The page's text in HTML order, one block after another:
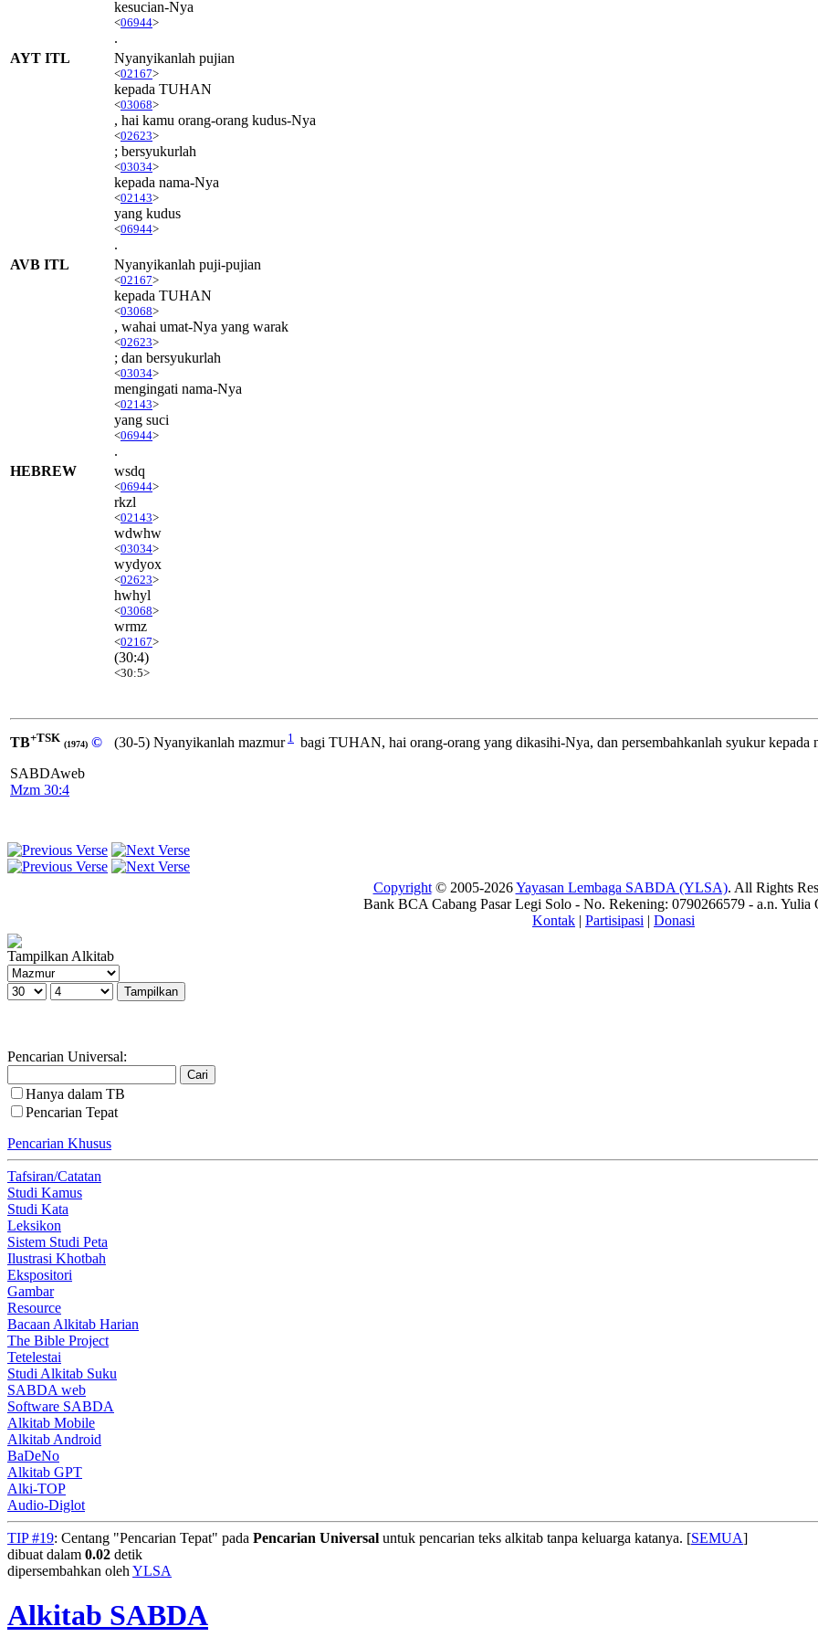
kesucian-Nya
<06944>
.
AYT ITL
Nyanyikanlah pujian
<02167>
kepada TUHAN
<03068>
, hai kamu orang-orang kudus-Nya
<02623>
; bersyukurlah
<03034>
kepada nama-Nya
<02143>
yang kudus
<06944>
.
AVB ITL
Nyanyikanlah puji-pujian
<02167>
kepada TUHAN
<03068>
, wahai umat-Nya yang warak
<02623>
; dan bersyukurlah
<03034>
mengingati nama-Nya
<02143>
yang suci
<06944>
.
HEBREW
wsdq
<06944>
rkzl
<02143>
wdwhw
<03034>
wydyox
<02623>
hwhyl
<03068>
wrmz
<02167>
(30:4)
<30:5>
TB+TSK (1974) ©
SABDAweb
Mzm 30:4
(30-5) Nyanyikanlah mazmur 1 bagi TUHAN, hai orang-orang yang dikasihi-Nya, dan persembahkanlah syukur kepada
Copyright© 2005-2026Yayasan Lembaga SABDA (YLSA). All Rights
Bank BCA Cabang Pasar Legi Solo - No. Rekening: 0790266579 - a.n. Yulia
Kontak | Partisipasi | Donasi
Tampilkan Alkitab
Pencarian Universal:
Hanya dalam TB
Pencarian Tepat
Pencarian Khusus
Tafsiran/Catatan
Studi Kamus
Studi Kata
Leksikon
Sistem Studi Peta
Ilustrasi Khotbah
Ekspositori
Gambar
Resource
Bacaan Alkitab Harian
The Bible Project
Tetelestai
Studi Alkitab Suku
SABDA web
Software SABDA
Alkitab Mobile
Alkitab Android
BaDeNo
Alkitab GPT
Alki-TOP
Audio-Diglot
TIP #19: Centang "Pencarian Tepat" pada Pencarian Universal untuk pencarian teks alkitab tanpa keluarga katanya. [SEMUA]
dibuat dalam 0.02 detik
dipersembahkan oleh YLSA
Alkitab SABDA